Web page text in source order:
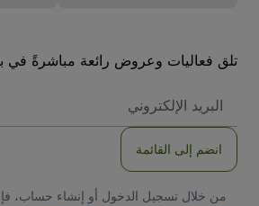
تلق فعاليات وعروض رائعة مباشرةً في
الاكتروني
انضم إلى القائمة
من خلال تسجيل الدخول أو إنشاء حساب،